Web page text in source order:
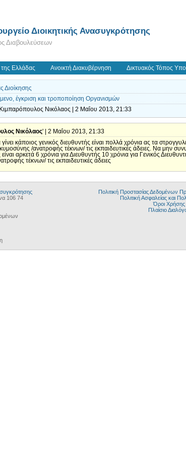
Διοικητικής Ανασυγκρότησης
Διαβουλεύσεων
Ελλάδας Ανοικτή Διακυβέρνηση Δικτυακός Τόπος
Διοίκησης
έγκριση και τροποποίηση Οργανισμών
Νικόλαος | 2 Μαΐου 2013, 21:33
Νικόλαος' | 2 Μαΐου 2013, 21:33
κάποιος γενικός διευθυντής είναι πολλά χρόνια ας τα
/ανατροφής τέκνων/ τις εκπαιδευτικές άδειες. Να μην
αρκετά 6 χρόνια για Διευθυντής 10 χρόνια για Γενικός
τέκνων/ τις εκπαιδευτικές άδειες
106 74
Πολιτική Προστασίας Δεδομένων
Πολιτική Ασφαλείας και
Όροι Χρήσης
Πλαίσιο